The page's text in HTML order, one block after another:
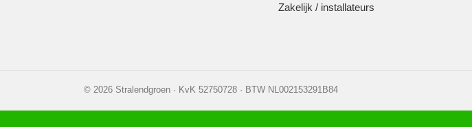
Zakelijk / installateurs
© 2026 Stralendgroen · KvK 52750728 · BTW NL002153291B84